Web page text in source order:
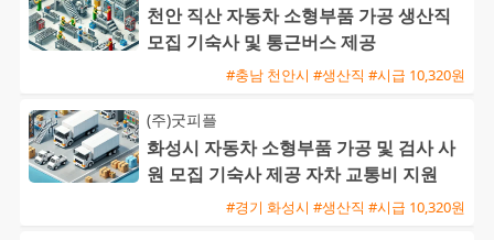
천안 직산 자동차 소형부품 가공 생산직
모집 기숙사 및 통근버스 제공
#충남 천안시 #생산직 #시급 10,320원
(주)굿피플
화성시 자동차 소형부품 가공 및 검사 사
원 모집 기숙사 제공 자차 교통비 지원
#경기 화성시 #생산직 #시급 10,320원